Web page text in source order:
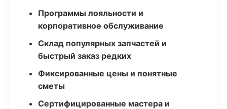
Программы лояльности и
корпоративное обслуживание
Склад популярных запчастей и
быстрый заказ редких
Фиксированные цены и понятные
сметы
Сертифицированные мастера и